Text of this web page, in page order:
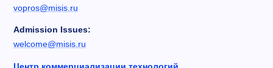
vopros@misis.ru
Admission Issues:
welcome@misis.ru